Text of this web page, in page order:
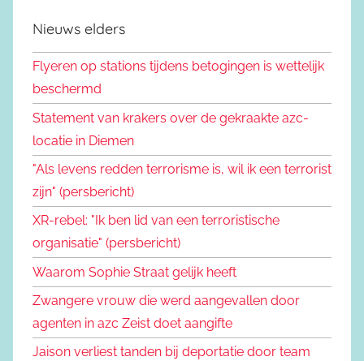
Nieuws elders
Flyeren op stations tijdens betogingen is wettelijk
beschermd
Statement van krakers over de gekraakte azc-
locatie in Diemen
"Als levens redden terrorisme is, wil ik een terrorist
zijn" (persbericht)
XR-rebel: "Ik ben lid van een terroristische
organisatie" (persbericht)
Waarom Sophie Straat gelijk heeft
Zwangere vrouw die werd aangevallen door
agenten in azc Zeist doet aangifte
Jaison verliest tanden bij deportatie door team